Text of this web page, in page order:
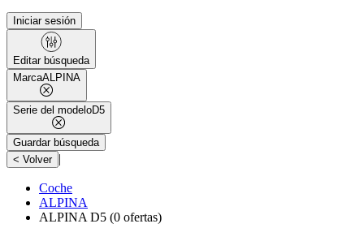
Iniciar sesión
Editar búsqueda
MarcaALPINA
Serie del modeloD5
Guardar búsqueda
< Volver |
Coche
ALPINA
ALPINA D5 (0 ofertas)